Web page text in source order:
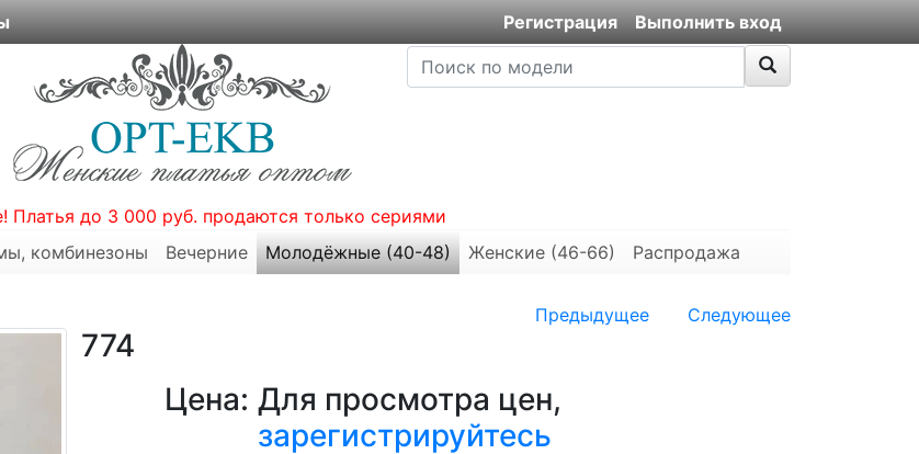
Регистрация Выполнить вход
Платья до 3 000 руб. продаются только сериями
комбинезоны Вечерние Молодёжные (40-48) Женские (46-66) Распродажа
Предыдущее Следующее
774
Цена: Для просмотра цен,
зарегистрируйтесь